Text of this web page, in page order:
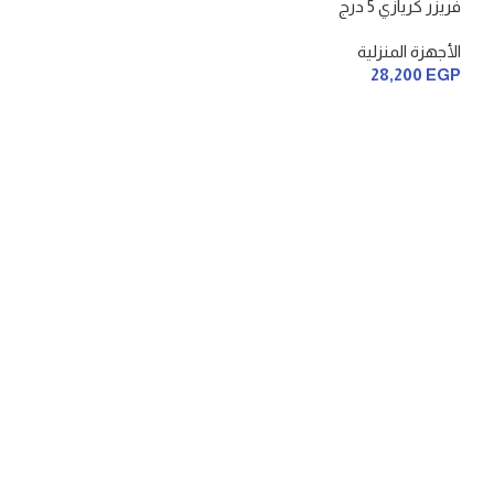
فريزر كريازي 5 درج
الأجهزة المنزلية
28,200 EGP